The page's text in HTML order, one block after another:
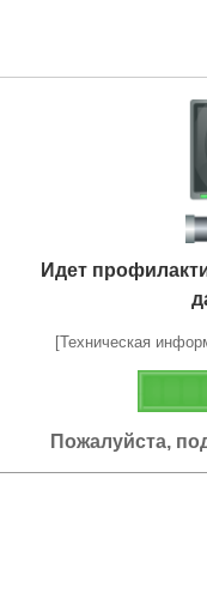
Идет
[Техническая
Пожалуйста,